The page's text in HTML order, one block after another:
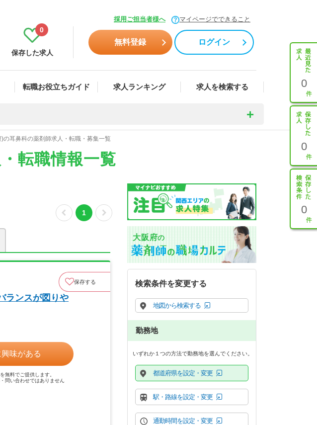
採用ご担当者様へ マイページでできること
保存した求人
0
無料登録 ログイン
転職お役立ちガイド 求人ランキング 求人を検索する 0
0
0
の耳鼻科の薬剤師求人・転職・募集一覧
転職情報一覧
1
保存する
ランスが図りや
味がある
無料でご提供します。
問い合わせではありません
大阪府の
検索条件を変更する
地図から検索する
勤務地
いずれか１つの方法で勤務地を選んでください。
都道府県を設定・変更
駅・路線を設定・変更
通勤時間を設定・変更